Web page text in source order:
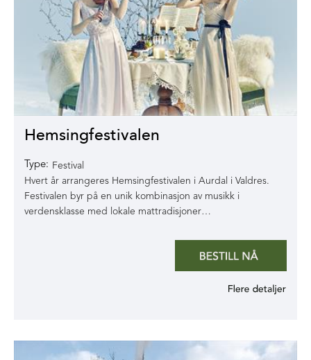
Hemsingfestivalen
Type: Festival
Hvert år arrangeres Hemsingfestivalen i Aurdal i Valdres.
Festivalen byr på en unik kombinasjon av musikk i
verdensklasse med lokale mattradisjoner…